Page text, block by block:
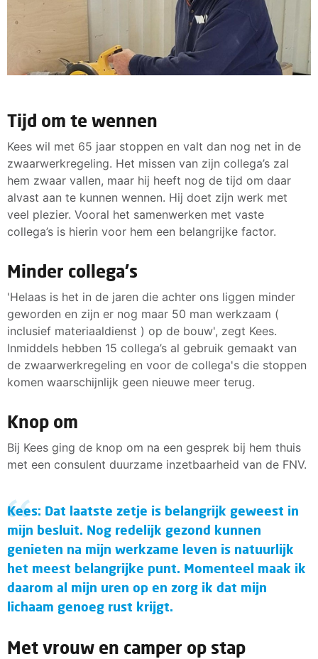
Tijd om te wennen
Kees wil met 65 jaar stoppen en valt dan nog net in de
zwaarwerkregeling. Het missen van zijn collega’s zal
hem zwaar vallen, maar hij heeft nog de tijd om daar
alvast aan te kunnen wennen. Hij doet zijn werk met
veel plezier. Vooral het samenwerken met vaste
collega’s is hierin voor hem een belangrijke factor.
Minder collega's
'Helaas is het in de jaren die achter ons liggen minder
geworden en zijn er nog maar 50 man werkzaam (
inclusief materiaaldienst ) op de bouw', zegt Kees.
Inmiddels hebben 15 collega’s al gebruik gemaakt van
de zwaarwerkregeling en voor de collega's die stoppen
komen waarschijnlijk geen nieuwe meer terug.
Knop om
Bij Kees ging de knop om na een gesprek bij hem thuis
met een consulent duurzame inzetbaarheid van de FNV.
Kees: Dat laatste zetje is belangrijk geweest in
mijn besluit. Nog redelijk gezond kunnen
genieten na mijn werkzame leven is natuurlijk
het meest belangrijke punt. Momenteel maak ik
daarom al mijn uren op en zorg ik dat mijn
lichaam genoeg rust krijgt.
Met vrouw en camper op stap